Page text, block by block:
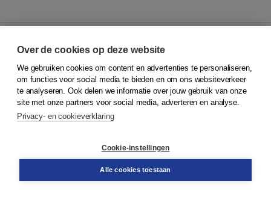
© 2026Koninklijke Boom uitgevers
Klantenservice
Service & informatie
Contact
Over de cookies op deze website
We gebruiken cookies om content en advertenties te personaliseren,
om functies voor social media te bieden en om ons websiteverkeer
te analyseren. Ook delen we informatie over jouw gebruik van onze
site met onze partners voor social media, adverteren en analyse.
Privacy- en cookieverklaring
Cookie-instellingen
Alle cookies toestaan